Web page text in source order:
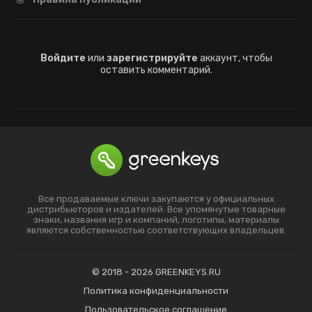
Войдите или зарегистрируйте аккаунт, чтобы
оставить комментарий.
Все продаваемые ключи закупаются у официальных
дистрибьюторов и издателей. Все упомянутые товарные
знаки, названия игр и компаний, логотипы, материалы
являются собственностью соответствующих владельцев.
© 2018 - 2026 GREENKEYS.RU
Политика конфиденциальности
Пользовательское соглашение